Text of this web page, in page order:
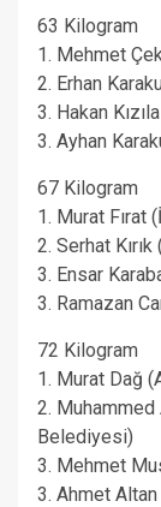
63 Kilogram
1. Mehmet
2. Erhan
3. Hakan
3. Ayhan
67 Kilogram
1. Murat Fırat
2. Serhat
3. Ensar
3. Ramazan
72 Kilogram
1. Murat Dağ
2. Muhammed
Belediyesi)
3. Mehmet
3. Ahmet